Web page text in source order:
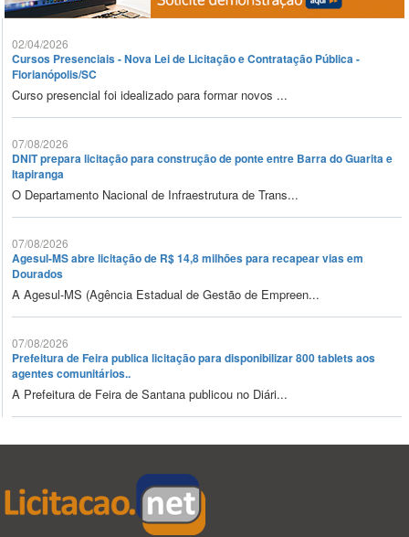
02/04/2026
Cursos Presenciais - Nova Lei de Licitação e Contratação Pública -
Florianópolis/SC
Curso presencial foi idealizado para formar novos ...
07/08/2026
DNIT prepara licitação para construção de ponte entre Barra do Guarita e
Itapiranga
O Departamento Nacional de Infraestrutura de Trans...
07/08/2026
Agesul-MS abre licitação de R$ 14,8 milhões para recapear vias em
Dourados
A Agesul-MS (Agência Estadual de Gestão de Empreen...
07/08/2026
Prefeitura de Feira publica licitação para disponibilizar 800 tablets aos
agentes comunitários..
A Prefeitura de Feira de Santana publicou no Diári...